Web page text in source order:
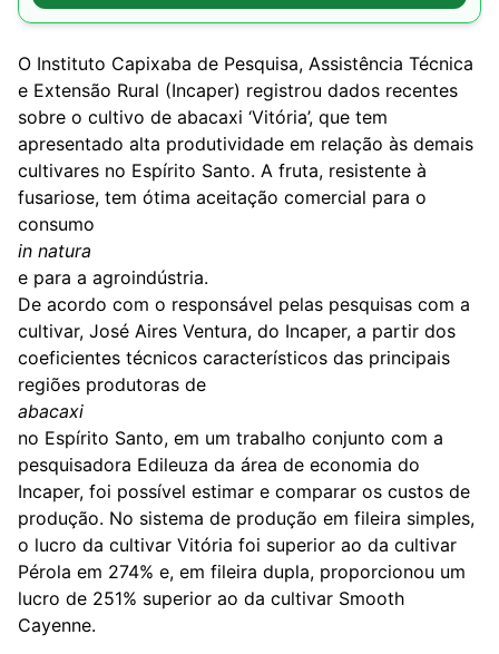
O Instituto Capixaba de Pesquisa, Assistência Técnica
e Extensão Rural (Incaper) registrou dados recentes
sobre o cultivo de abacaxi ‘Vitória’, que tem
apresentado alta produtividade em relação às demais
cultivares no Espírito Santo. A fruta, resistente à
fusariose, tem ótima aceitação comercial para o
consumo
in natura
e para a agroindústria.
De acordo com o responsável pelas pesquisas com a
cultivar, José Aires Ventura, do Incaper, a partir dos
coeficientes técnicos característicos das principais
regiões produtoras de
abacaxi
no Espírito Santo, em um trabalho conjunto com a
pesquisadora Edileuza da área de economia do
Incaper, foi possível estimar e comparar os custos de
produção. No sistema de produção em fileira simples,
o lucro da cultivar Vitória foi superior ao da cultivar
Pérola em 274% e, em fileira dupla, proporcionou um
lucro de 251% superior ao da cultivar Smooth
Cayenne.